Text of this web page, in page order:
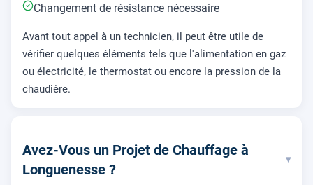
Changement de résistance nécessaire
Avant tout appel à un technicien, il peut être utile de
vérifier quelques éléments tels que l'alimentation en gaz
ou électricité, le thermostat ou encore la pression de la
chaudière.
Avez-Vous un Projet de Chauffage à
Longuenesse ?
▾